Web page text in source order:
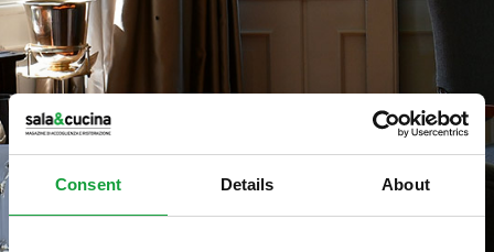
Consent Details About